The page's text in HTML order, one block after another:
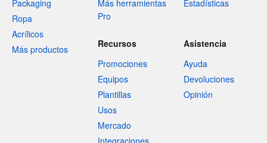
Packaging
Ropa
Acrílicos
Más productos
Más herramientas
Pro
Estadísticas
Recursos
Promociones
Equipos
Plantillas
Usos
Mercado
Integraciones
Asistencia
Ayuda
Devoluciones
Opinión